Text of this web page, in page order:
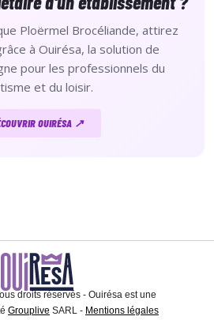
Ploërmel Brocéliande, attirez
à Ouirésa, la solution de
pour les professionnels du
et du loisir.
OUIRÉSA ↗
droits réservés - Ouirésa est une
Grouplive SARL - Mentions légales